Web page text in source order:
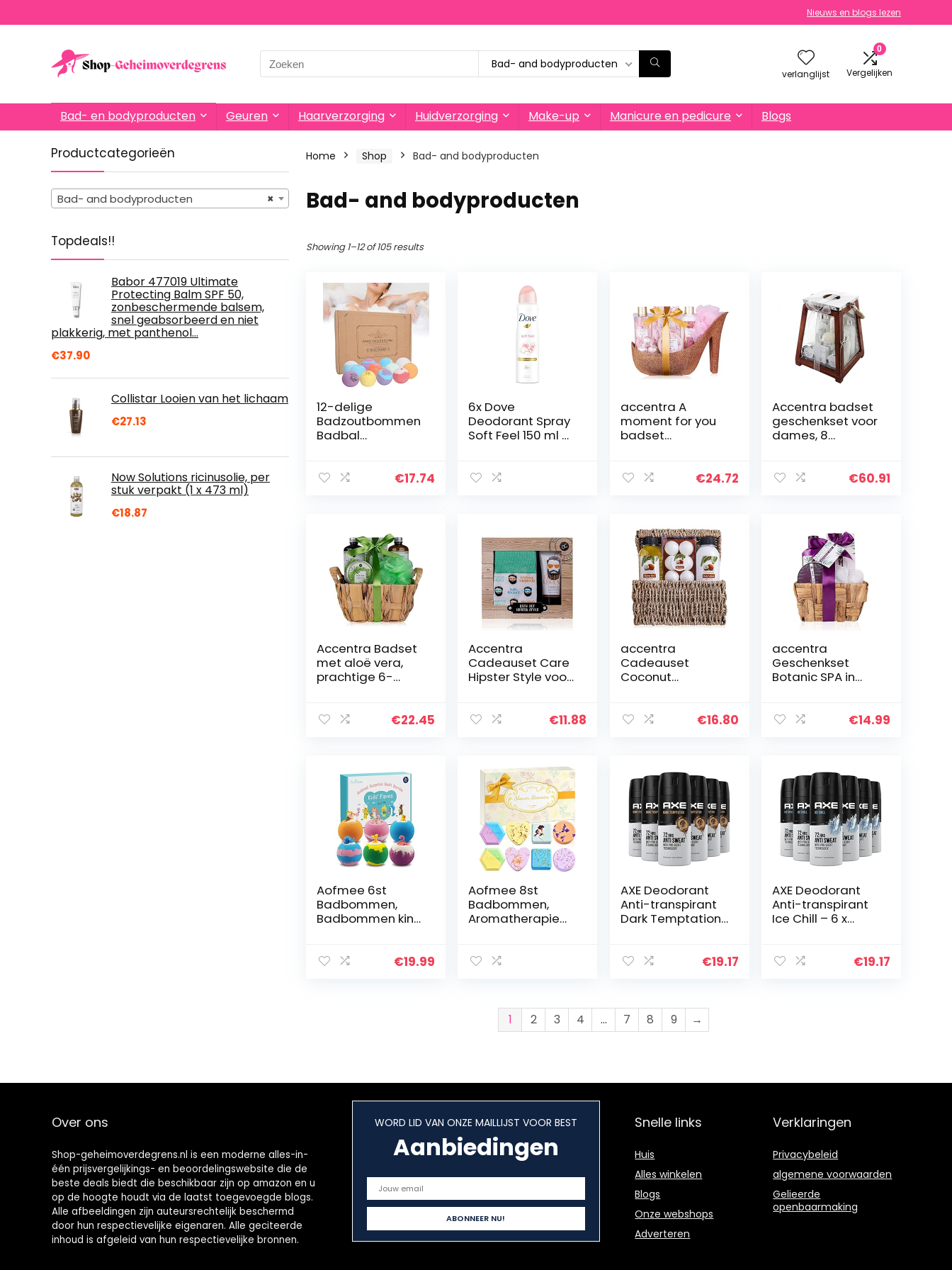
Nieuws en blogs lezen
Search
for:
Bad- and bodyproducten
verlanglijst
0
Vergelijken
Bad- en bodyproducten Geuren Haarverzorging Huidverzorging Make-up Manicure en pedicure Blogs
Productcategorieën
×
Bad- and bodyproducten
Topdeals!!
Babor 477019 Ultimate
Protecting Balm SPF 50,
zonbeschermende balsem,
snel geabsorbeerd en niet
plakkerig, met panthenol…
€37.90
Collistar Looien van het lichaam
€27.13
Now Solutions ricinusolie, per
stuk verpakt (1 x 473 ml)
€18.87
Home Shop Bad- and bodyproducten
Bad- and bodyproducten
Showing 1–12 of 105 results
12-delige
Badzoutbommen
Badbal
Aromatherapie
€17.74
6x Dove
Deodorant Spray
Soft Feel 150 ml –
accentra A
moment for you
badset
glitterpompjes 9-
€24.72
Accentra badset
geschenkset voor
dames, 8
in de
€60.91
Accentra Badset
met aloë vera,
prachtige 6-
cadeauset, spa-
€22.45
Accentra
Cadeauset Care
Hipster Style voor
shampoo (2 in 1)
€11.88
accentra
Cadeauset
Coconut
douche set
van…
€16.80
accentra
Geschenkset
Botanic SPA in
doucheset, 5-
mandje van…
€14.99
Aofmee 6st
Badbommen,
Badbommen kind,
Badbommen€19.99
Aofmee 8st
Badbommen,
Aromatherapie
Cadeauset voor
Geschenken Set…
AXE Deodorant
Anti-transpirant
Dark Temptation
€19.17
AXE Deodorant
Anti-transpirant
Ice Chill – 6 x
€19.17
1 2 3 4 … 7 8 9 →
Over ons
Shop-geheimoverdegrens.nl is een moderne alles-in-
één prijsvergelijkings- en beoordelingswebsite die de
beste deals biedt die beschikbaar zijn op amazon en u
op de hoogte houdt via de laatst toegevoegde blogs.
Alle afbeeldingen zijn auteursrechtelijk beschermd
door hun respectievelijke eigenaren. Alle geciteerde
inhoud is afgeleid van hun respectievelijke bronnen.
WORD LID VAN ONZE MAILLIJST VOOR BEST
Aanbiedingen
Snelle links
Huis
Alles winkelen
Blogs
Onze webshops
Adverteren
Verklaringen
Privacybeleid
algemene voorwaarden
Gelieerde
openbaarmaking